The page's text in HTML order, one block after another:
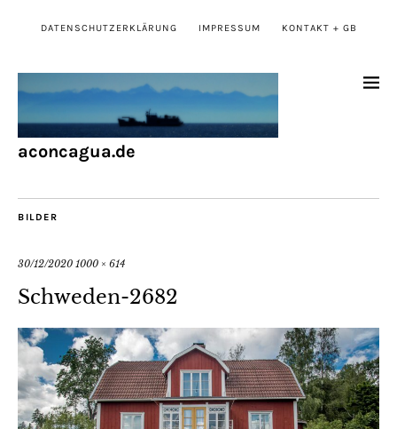
DATENSCHUTZERKLÄRUNG IMPRESSUM KONTAKT + GB
aconcagua.de
BILDER
30/12/2020 1000 × 614
Schweden-2682